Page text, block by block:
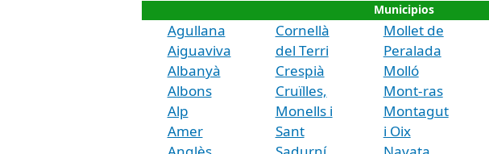
Municipios
Agullana
Aiguaviva
Albanyà
Albons
Alp
Amer
Cornellà
del Terri
Crespià
Cruïlles,
Monells i
Sant
Mollet de
Peralada
Molló
Mont-ras
Montagut
i Oix